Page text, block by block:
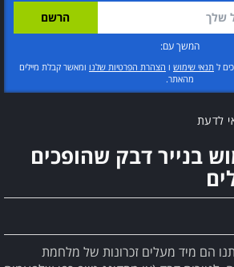
המשך עם:
ל תנאי שימוש ו הצהרת הפרטיות שלנו ומאשר קבלת מיילים
מהאתר.
לדעת
בנייר דבק שהופכים
הם מיד מעלים זכרונות של מלחמת